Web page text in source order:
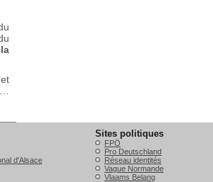
d'Alsace
Sites politiques
FPÖ
Pro Deutschland
Réseau identités
Vague Normande
Vlaams Belang